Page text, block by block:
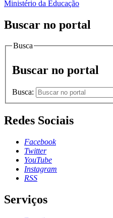
Ministério da Educação
Buscar no portal
Busca
Buscar no portal
Busca:
Redes Sociais
Facebook
Twitter
YouTube
Instagram
RSS
Serviços